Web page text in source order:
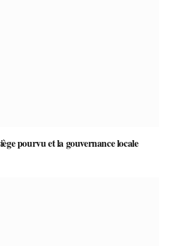
pourvu et la gouvernance locale